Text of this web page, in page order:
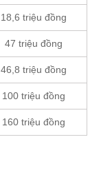
18,6 triệu đồng
47 triệu đồng
46,8 triệu đồng
100 triệu đồng
160 triệu đồng